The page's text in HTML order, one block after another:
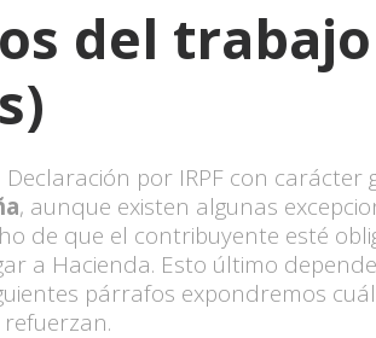
del
por IRPF con
, aunque existen algunas
de que el contribuyente esté
a Hacienda. Esto último
párrafos expondremos